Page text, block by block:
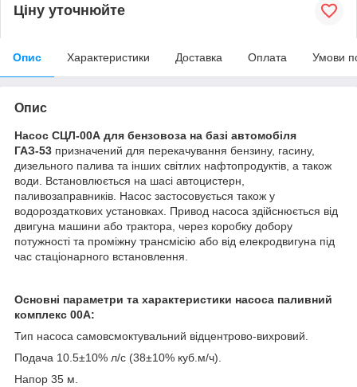
Ціну уточнюйте
Опис Характеристики Доставка Оплата Умови
Опис
Насос СЦЛ-00А для бензовоза на базі автомобіля
ГАЗ-53 призначений для перекачування бензину, гасину,
дизельного палива та інших світлих нафтопродуктів, а також
води. Встановлюється на шасі автоцистерн,
паливозаправників. Насос застосовується також у
водороздаткових установках. Привод насоса здійснюється від
двигуна машини або трактора, через коробку добору
потужності та проміжну трансмісію або від елекродвигуна під
час стаціонарного встановлення.
Основні параметри та характеристики насоса паливний
комплекс 00А:
Тип насоса самовсмоктувальний відцентрово-вихровий.
Подача 10.5±10% л/с (38±10% куб.м/ч).
Напор 35 м.